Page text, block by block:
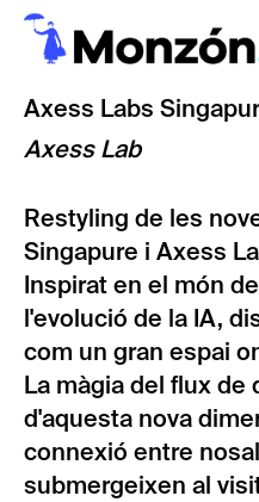
Vés
Axess Labs
Axess Lab
Restyling de les
Singapure i Axess
Inspirat en el món
l'evolució de la IA,
com un gran espai
La màgia del flux de
d'aquesta nova
connexió entre
submergeixen al